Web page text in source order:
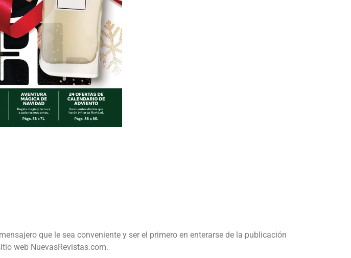
que le sea conveniente y ser el primero en enterarse de la publicación
web NuevasRevistas.com.